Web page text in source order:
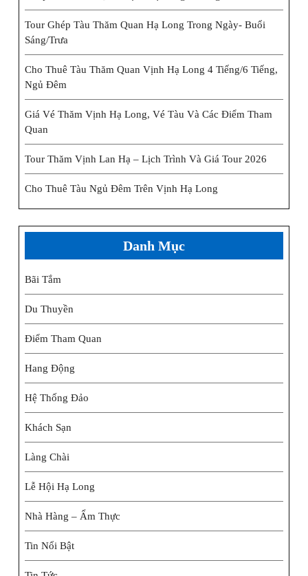
Tour Ghép Tàu Thăm Quan Hạ Long Trong Ngày- Buổi
Sáng/trưa
Cho Thuê Tàu Thăm Quan Vịnh Hạ Long 4 Tiếng/6 Tiếng,
Ngủ Đêm
Giá Vé Thăm Vịnh Hạ Long, Vé Tàu Và Các Điểm Tham
Quan
Tour Thăm Vịnh Lan Hạ – Lịch Trình Và Giá Tour 2026
Cho Thuê Tàu Ngủ Đêm Trên Vịnh Hạ Long
Danh Mục
Bãi Tắm
Du Thuyền
Điểm Tham Quan
Hang Động
Hệ Thống Đảo
Khách Sạn
Làng Chài
Lễ Hội Hạ Long
Nhà Hàng – Ẩm Thực
Tin Nổi Bật